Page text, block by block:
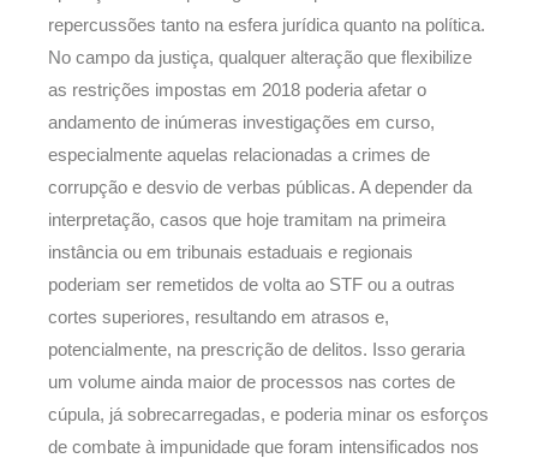
repercussões tanto na esfera jurídica quanto na política.
No campo da justiça, qualquer alteração que flexibilize
as restrições impostas em 2018 poderia afetar o
andamento de inúmeras investigações em curso,
especialmente aquelas relacionadas a crimes de
corrupção e desvio de verbas públicas. A depender da
interpretação, casos que hoje tramitam na primeira
instância ou em tribunais estaduais e regionais
poderiam ser remetidos de volta ao STF ou a outras
cortes superiores, resultando em atrasos e,
potencialmente, na prescrição de delitos. Isso geraria
um volume ainda maior de processos nas cortes de
cúpula, já sobrecarregadas, e poderia minar os esforços
de combate à impunidade que foram intensificados nos